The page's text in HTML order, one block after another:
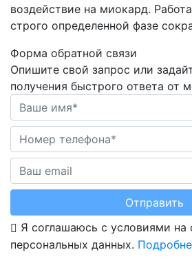
воздействие на миокард.
строго определенной фазе
Форма обратной связи
Опишите свой запрос или
получения быстрого ответа от
Отправить
Я соглашаюсь с условиями на
персональных данных.